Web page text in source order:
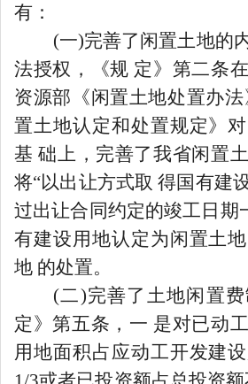
有：
(一)完善了闲置土地的
法授权，《规 定》第二条
资源部《闲置土地处置办
置土地认定和处置规定》
基 础上，完善了我省闲置
将“以出让方式取 得国有建
过出让合同约定的竣工日期
有建设用地认定为闲置土
地 的处置。
(二)完善了土地闲置
定》第五条，一 是对已动
用地面积占应动工开发建